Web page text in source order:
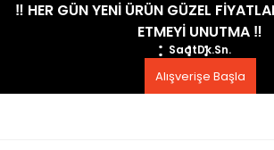
​‼️​ HER GÜN YENİ ÜRÜN GÜZEL
ETMEYİ UNUTMA ​‼️​
SaatDk.Sn.
Alışverişe Başla